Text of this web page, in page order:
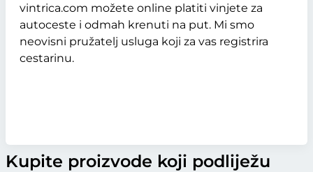
vintrica.com možete online platiti vinjete za
autoceste i odmah krenuti na put. Mi smo
neovisni pružatelj usluga koji za vas registrira
cestarinu.
Kupite proizvode koji podliježu